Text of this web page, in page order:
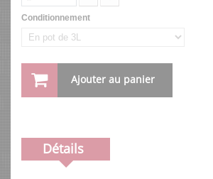
Conditionnement
Ajouter au panier
Détails